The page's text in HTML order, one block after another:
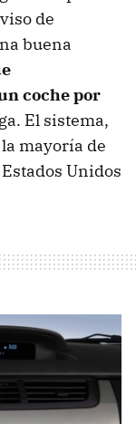
de
buena
coche por
El sistema,
mayoría de
Unidos